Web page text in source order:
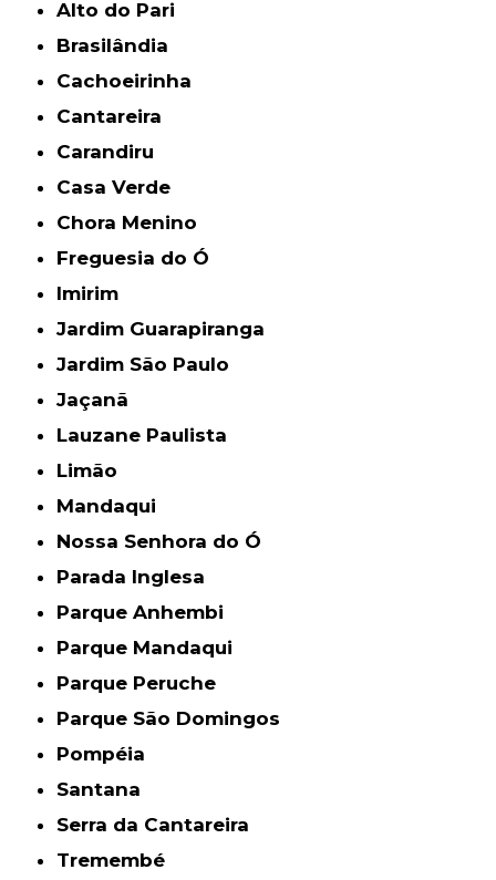
Alto do Pari
Brasilândia
Cachoeirinha
Cantareira
Carandiru
Casa Verde
Chora Menino
Freguesia do Ó
Imirim
Jardim Guarapiranga
Jardim São Paulo
Jaçanã
Lauzane Paulista
Limão
Mandaqui
Nossa Senhora do Ó
Parada Inglesa
Parque Anhembi
Parque Mandaqui
Parque Peruche
Parque São Domingos
Pompéia
Santana
Serra da Cantareira
Tremembé